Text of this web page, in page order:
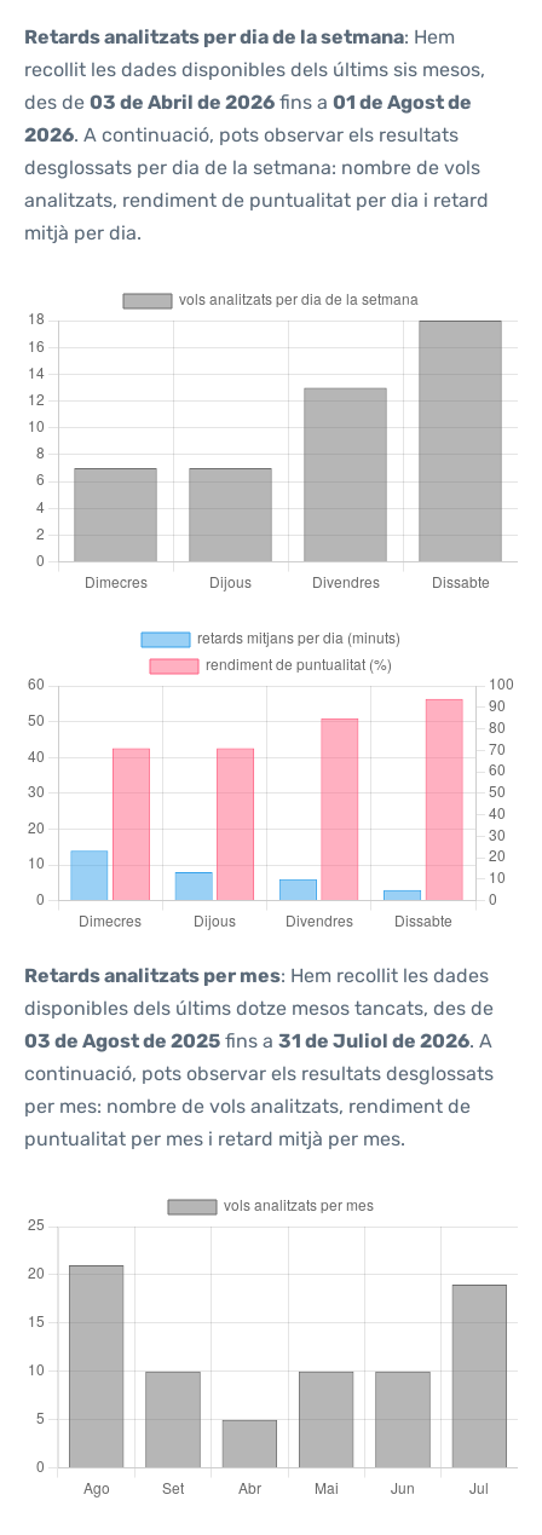
Retards analitzats per dia de la setmana: Hem
recollit les dades disponibles dels últims sis mesos,
des de 03 de Abril de 2026 fins a 01 de Agost de
2026. A continuació, pots observar els resultats
desglossats per dia de la setmana: nombre de vols
analitzats, rendiment de puntualitat per dia i retard
mitjà per dia.
Retards analitzats per mes: Hem recollit les dades
disponibles dels últims dotze mesos tancats, des de
03 de Agost de 2025 fins a 31 de Juliol de 2026. A
continuació, pots observar els resultats desglossats
per mes: nombre de vols analitzats, rendiment de
puntualitat per mes i retard mitjà per mes.